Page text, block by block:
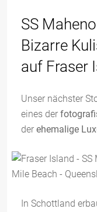
SS
Bizarre
auf Fraser
Unser nächster
eines der
der ehemalige
In Schottland